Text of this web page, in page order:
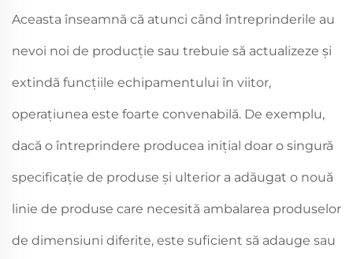
Aceasta înseamnă că atunci când întreprinderile au
nevoi noi de producție sau trebuie să actualizeze și
extindă funcțiile echipamentului în viitor,
operațiunea este foarte convenabilă. De exemplu,
dacă o întreprindere producea inițial doar o singură
specificație de produse și ulterior a adăugat o nouă
linie de produse care necesită ambalarea produselor
de dimensiuni diferite, este suficient să adauge sau